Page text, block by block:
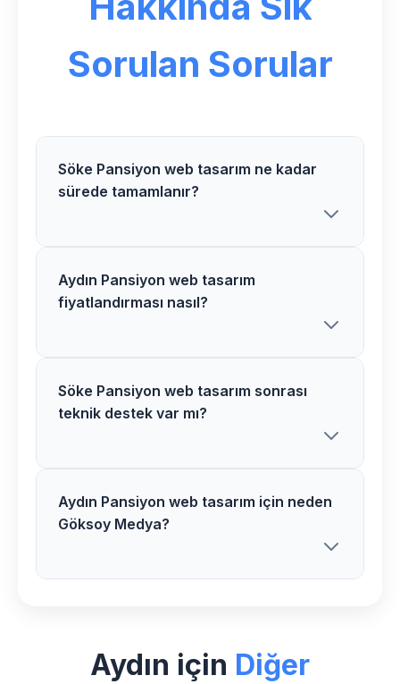
Sorulan Sorular
Söke Pansiyon web tasarım ne kadar
sürede tamamlanır?
Söke bölgesindeki Pansiyon web
tasarım projelerimiz genellikle 2-5 hafta
Aydın Pansiyon web tasarım
fiyatlandırması nasıl?
Aydın bölgesinde Pansiyon web tasarım
fiyatlarımız proje kapsamı ve
Söke Pansiyon web tasarım sonrası
teknik destek var mı?
Evet, Söke bölgesindeki tüm Pansiyon
web tasarım projelerimizde 1 yıl ücretsiz
sağlıyoruz.
Aydın Pansiyon web tasarım için neden
Göksoy Medya?
ve müşteri odaklı yaklaşımımızla
Aydın için Diğer